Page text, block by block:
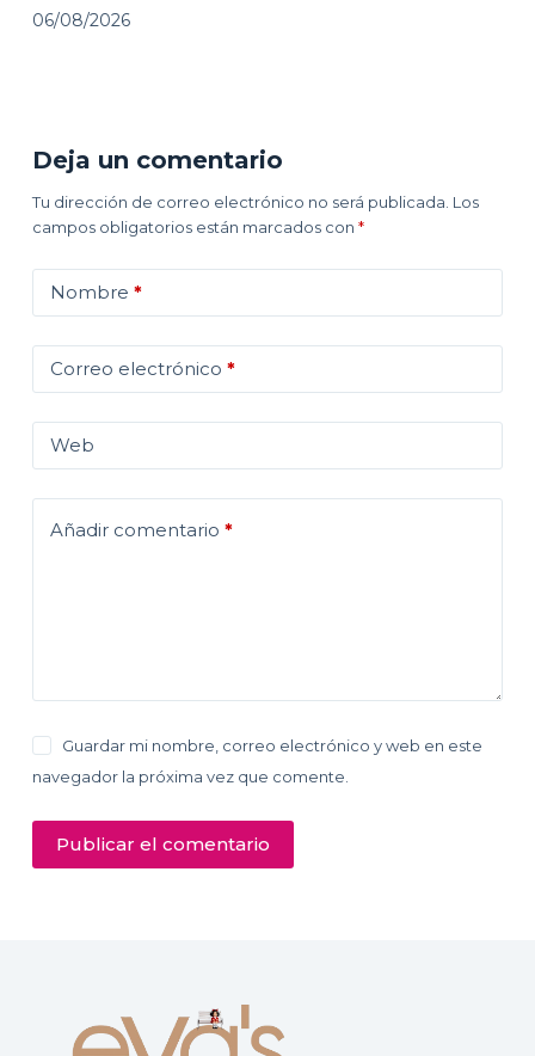
06/08/2026
Deja un comentario
Tu dirección de correo electrónico no será publicada. Los
campos obligatorios están marcados con *
Nombre *
Correo electrónico *
Web
Añadir comentario *
Guardar mi nombre, correo electrónico y web en este
navegador la próxima vez que comente.
Publicar el comentario